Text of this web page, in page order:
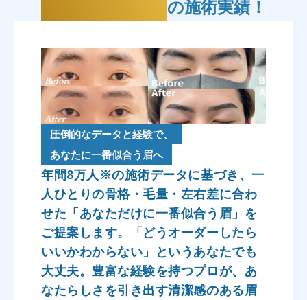
の施術実績！
圧倒的なデータと経験で、
あなたに一番似合う眉へ
年間8万人※の施術データに基づき、一
人ひとりの骨格・毛量・左右差に合わ
せた「あなただけに一番似合う眉」を
ご提案します。「どうオーダーしたら
いいかわからない」というあなたでも
大丈夫。豊富な経験を持つプロが、あ
なたらしさを引き出す清潔感のある眉